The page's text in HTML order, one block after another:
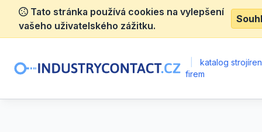
Tato stránka používá cookies na vylepšení
vašeho uživatelského zážitku.
katalog
firem